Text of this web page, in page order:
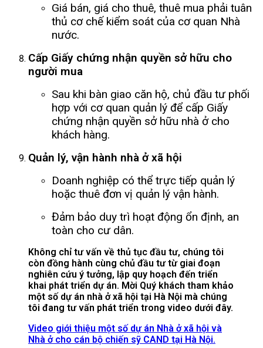
Giá bán, giá cho thuê, thuê mua phải tuân
thủ cơ chế kiểm soát của cơ quan Nhà
nước.
Cấp Giấy chứng nhận quyền sở hữu cho
người mua
Sau khi bàn giao căn hộ, chủ đầu tư phối
hợp với cơ quan quản lý để cấp Giấy
chứng nhận quyền sở hữu nhà ở cho
khách hàng.
Quản lý, vận hành nhà ở xã hội
Doanh nghiệp có thể trực tiếp quản lý
hoặc thuê đơn vị quản lý vận hành.
Đảm bảo duy trì hoạt động ổn định, an
toàn cho cư dân.
Không chỉ tư vấn về thủ tục đầu tư, chúng tôi
còn đồng hành cùng chủ đầu tư từ giai đoạn
nghiên cứu ý tưởng, lập quy hoạch đến triển
khai phát triển dự án. Mời Quý khách tham khảo
một số dự án nhà ở xã hội tại Hà Nội mà chúng
tôi đang tư vấn phát triển trong video dưới đây.
Video giới thiệu một số dự án Nhà ở xã hội và
Nhà ở cho cán bộ chiến sỹ CAND tại Hà Nội.